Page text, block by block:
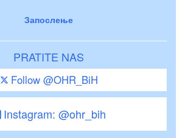
Запослење
PRATITE NAS
Follow @OHR_BiH
Instagram: @ohr_bih